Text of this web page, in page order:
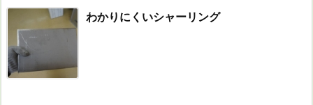
わかりにくいシャーリング